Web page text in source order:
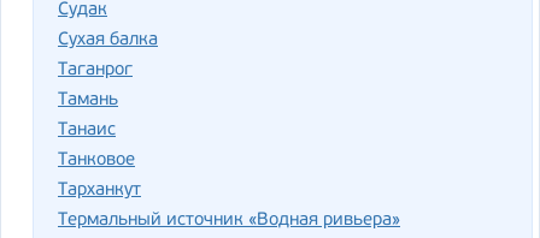
Судак
Сухая балка
Таганрог
Тамань
Танаис
Танковое
Тарханкут
Термальный источник «Водная ривьера»